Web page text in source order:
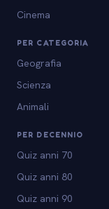
Cinema
PER CATEGORIA
Geografia
Scienza
Animali
PER DECENNIO
Quiz anni 70
Quiz anni 80
Quiz anni 90